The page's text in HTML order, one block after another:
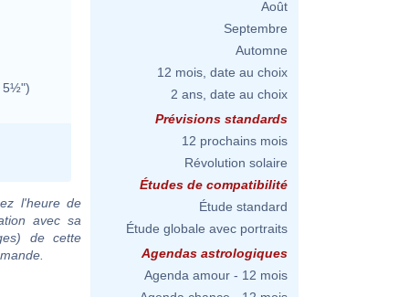
5½")
l'heure de
avec sa
de cette
Août
Septembre
Automne
12 mois, date au choix
2 ans, date au choix
Prévisions standards
12 prochains mois
Révolution solaire
Études de compatibilité
Étude standard
Étude globale avec portraits
Agendas astrologiques
Agenda amour - 12 mois